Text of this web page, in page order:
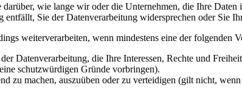
wie lange wir oder die Unternehmen, die Ihre
Sie der Datenverarbeitung widersprechen oder Sie
weiterverarbeiten, wenn mindestens eine der folgenden
Datenverarbeitung, die Ihre Interessen, Rechte und
schutzwürdigen Gründe vorbringen).
zu machen, auszuüben oder zu verteidigen (gilt nicht,